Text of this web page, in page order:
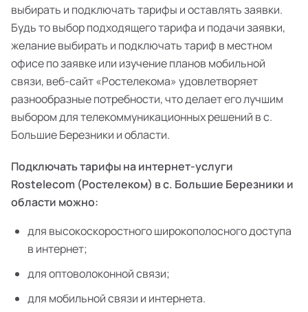
выбирать и подключать тарифы и оставлять заявки.
Будь то выбор подходящего тарифа и подачи заявки,
желание выбирать и подключать тариф в местном
офисе по заявке или изучение планов мобильной
связи, веб-сайт «Ростелекома» удовлетворяет
разнообразные потребности, что делает его лучшим
выбором для телекоммуникационных решений в с.
Большие Березники и области.
Подключать тарифы на интернет-услуги
Rostelecom (Ростелеком) в с. Большие Березники и
области можно:
для высокоскоростного широкополосного доступа
в интернет;
для оптоволоконной связи;
для мобильной связи и интернета.